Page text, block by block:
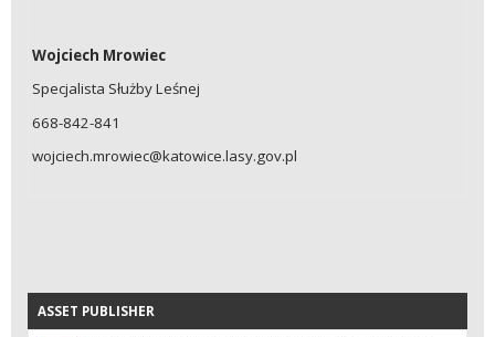
Wojciech Mrowiec
Specjalista Służby Leśnej
668-842-841
wojciech.mrowiec@katowice.lasy.gov.pl
ASSET PUBLISHER
ASSET PUBLISHER